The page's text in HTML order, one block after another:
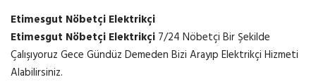
Etimesgut Nöbetçi Elektrikçi
Etimesgut Nöbetçi Elektrikçi 7/24 Nöbetçi Bir Şekilde
Çalışıyoruz Gece Gündüz Demeden Bizi Arayıp Elektrikçi Hizmeti
Alabilirsiniz.